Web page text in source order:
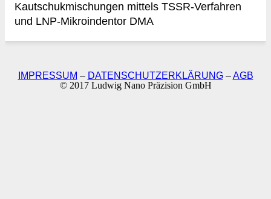
Kautschukmischungen mittels TSSR-Verfahren
und LNP-Mikroindentor DMA
IMPRESSUM – DATENSCHUTZERKLÄRUNG–AGB
© 2017 Ludwig Nano Präzision GmbH